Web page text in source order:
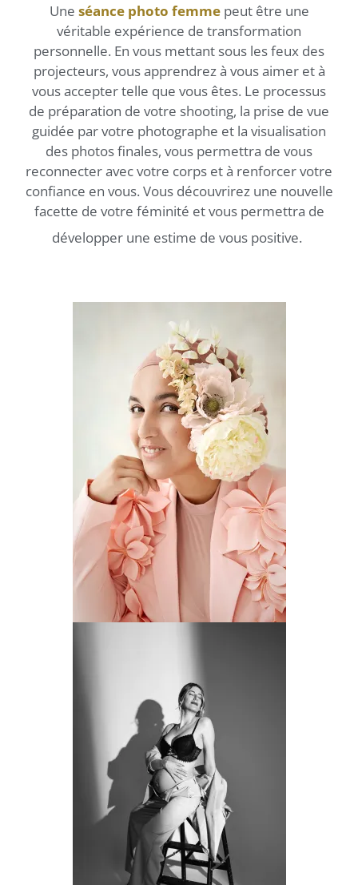
Une séance photo femme peut être une
véritable expérience de transformation
personnelle. En vous mettant sous les feux des
projecteurs, vous apprendrez à vous aimer et à
vous accepter telle que vous êtes. Le processus
de préparation de votre shooting, la prise de vue
guidée par votre photographe et la visualisation
des photos finales, vous permettra de vous
reconnecter avec votre corps et à renforcer votre
confiance en vous. Vous découvrirez une nouvelle
facette de votre féminité et vous permettra de
développer une estime de vous positive.